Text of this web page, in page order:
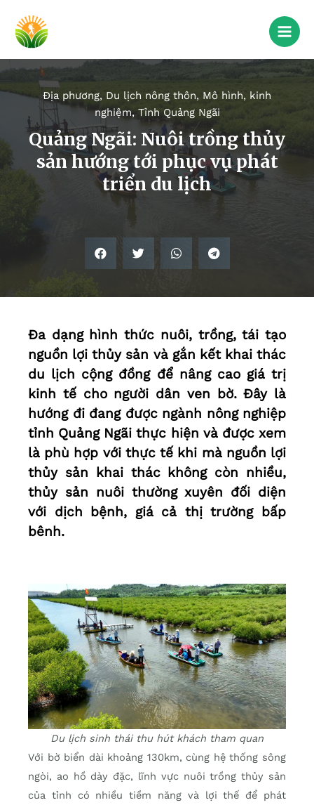
Địa phương, Du lịch nông thôn, Mô hình, kinh
nghiệm, Tỉnh Quảng Ngãi
Quảng Ngãi: Nuôi trồng thủy
sản hướng tới phục vụ phát
triển du lịch
Đa dạng hình thức nuôi, trồng, tái tạo
nguồn lợi thủy sản và gắn kết khai thác
du lịch cộng đồng để nâng cao giá trị
kinh tế cho người dân ven bờ. Đây là
hướng đi đang được ngành nông nghiệp
tỉnh Quảng Ngãi thực hiện và được xem
là phù hợp với thực tế khi mà nguồn lợi
thủy sản khai thác không còn nhiều,
thủy sản nuôi thường xuyên đối diện
với dịch bệnh, giá cả thị trường bấp
bênh.
Du lịch sinh thái thu hút khách tham quan
Với bờ biển dài khoảng 130km, cùng hệ thống sông
ngòi, ao hồ dày đặc, lĩnh vực nuôi trồng thủy sản
của tỉnh có nhiều tiềm năng và lợi thế để phát